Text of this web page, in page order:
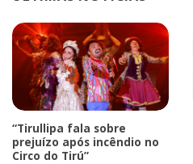
“Tirullipa fala sobre
prejuízo após incêndio no
Circo do Tirú”